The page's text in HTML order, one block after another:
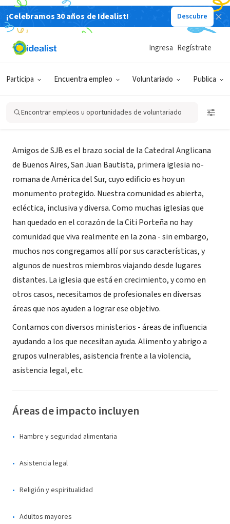
¡Celebramos 30 años de Idealist! Descubre
Participa Encuentra empleo Voluntariado Publica
Ingresa Regístrate
Encontrar empleos u oportunidades de voluntariado
Amigos de SJB
Buenos Aires, CABA, Argentina
Amigos de SJB es el brazo social de la Catedral Anglicana
de Buenos Aires, San Juan Bautista, primera iglesia no-
romana de América del Sur, cuyo edificio es hoy un
monumento protegido. Nuestra comunidad es abierta,
ecléctica, inclusiva y diversa. Como muchas iglesias que
han quedado en el corazón de la Citi Porteña no hay
comunidad que viva realmente en la zona - sin embargo,
muchos nos congregamos allí por sus características, y
algunos de nuestros miembros viajando desde lugares
distantes. La iglesia que está en crecimiento, y como en
otros casos, necesitamos de profesionales en diversas
áreas que nos ayuden a lograr ese objetivo.
Contamos con diversos ministerios - áreas de influencia
ayudando a los que necesitan ayuda. Alimento y abrigo a
grupos vulnerables, asistencia frente a la violencia,
asistencia legal, etc.
Áreas de impacto incluyen
Hambre y seguridad alimentaria
Asistencia legal
Religión y espiritualidad
Adultos mayores